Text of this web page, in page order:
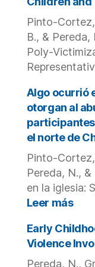
–
Pinto-
B., &
Poly-
Algo ocurrió
otorgan al
el norte de
Pinto-
Pereda, N.,
en la iglesia:
Leer más:
en
Early
Violence
Pereda, N.,